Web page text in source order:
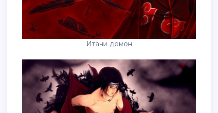
Итачи демон